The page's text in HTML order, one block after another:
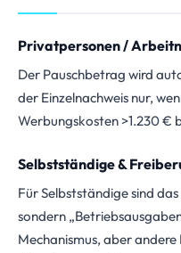
Privatpersonen /
Der Pauschbetrag wird
der Einzelnachweis nur,
Werbungskosten >1.230 €
Selbstständige &
Für Selbstständige sind
sondern
Mechanismus, aber andere